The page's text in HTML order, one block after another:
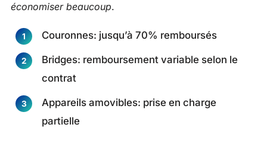
économiser beaucoup.
Couronnes: jusqu’à 70% remboursés
Bridges: remboursement variable selon le
contrat
Appareils amovibles: prise en charge
partielle